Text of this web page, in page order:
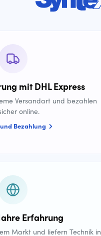
mit DHL Express
Versandart und bezahlen
online.
Bezahlung
Erfahrung
Markt und liefern Technik in